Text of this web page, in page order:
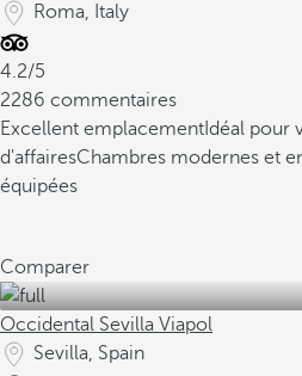
Roma, Italy
4.2/5
2286 commentaires
Excellent emplacement Idéal pour
d'affairesChambres modernes et
équipées
Comparer
Occidental Sevilla Viapol
Sevilla, Spain